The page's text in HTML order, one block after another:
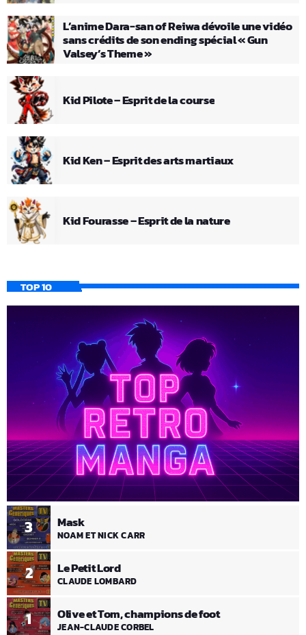
L’anime Dara-san of Reiwa dévoile une vidéo
sans crédits de son ending spécial « Gun
Valsey’s Theme »
Kid Pilote – Esprit de la course
Kid Ken – Esprit des arts martiaux
Kid Fourasse – Esprit de la nature
TOP 10
1 Olive et Tom, champions de foot
JEAN-CLAUDE CORBEL
2 Le Petit Lord
CLAUDE LOMBARD
3 Mask
NOAM ET NICK CARR